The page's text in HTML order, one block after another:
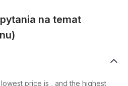
na temat
price is , and the highest